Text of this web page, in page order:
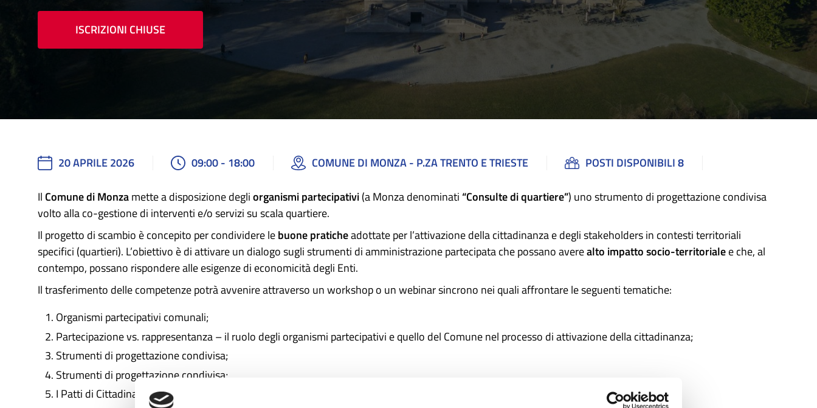
ISCRIZIONI CHIUSE
20 APRILE 2026 09:00 - 18:00 COMUNE DI MONZA - P.ZA TRENTO E TRIESTE POSTI DISPONIBILI 8
Il Comune di Monzamette a disposizione degliorganismi partecipativi(a Monza denominati“Consulte di quartiere”) uno strumento di progettazione condivisa
volto alla co-gestione di interventi e/o servizi su scala quartiere.
Il progetto di scambio è concepito per condividere lebuone praticheadottate per l’attivazione della cittadinanza e degli stakeholders in contesti territoriali
specifici (quartieri). L’obiettivo è di attivare un dialogo sugli strumenti di amministrazione partecipata che possano averealto impatto socio-territorialee che, al
contempo, possano rispondere alle esigenze di economicità degli Enti.
Il trasferimento delle competenze potrà avvenire attraverso un workshop o un webinar sincrono nei quali affrontare le seguenti tematiche:
Organismi partecipativi comunali;
Partecipazione vs. rappresentanza – il ruolo degli organismi partecipativi e quello del Comune nel processo di attivazione della cittadinanza;
Strumenti di progettazione condivisa;
Strumenti di progettazione condivisa;
I Patti di Cittadinanza